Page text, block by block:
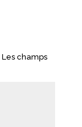
Les champs